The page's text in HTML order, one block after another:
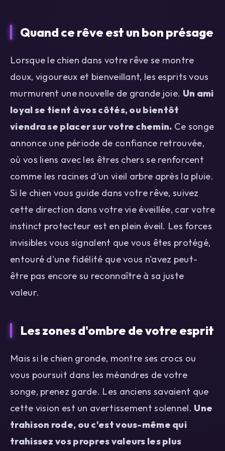
Quand ce rêve est un bon présage
Lorsque le chien dans votre rêve se montre
doux, vigoureux et bienveillant, les esprits vous
murmurent une nouvelle de grande joie. Un ami
loyal se tient à vos côtés, ou bientôt
viendra se placer sur votre chemin. Ce songe
annonce une période de confiance retrouvée,
où vos liens avec les êtres chers se renforcent
comme les racines d'un vieil arbre après la pluie.
Si le chien vous guide dans votre rêve, suivez
cette direction dans votre vie éveillée, car votre
instinct protecteur est en plein éveil. Les forces
invisibles vous signalent que vous êtes protégé,
entouré d'une fidélité que vous n'avez peut-
être pas encore su reconnaître à sa juste
valeur.
Les zones d'ombre de votre esprit
Mais si le chien gronde, montre ses crocs ou
vous poursuit dans les méandres de votre
songe, prenez garde. Les anciens savaient que
cette vision est un avertissement solennel. Une
trahison rode, ou c'est vous-même qui
trahissez vos propres valeurs les plus